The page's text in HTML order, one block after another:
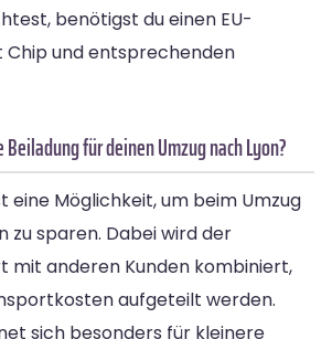
benötigst du einen EU-
Chip und entsprechenden
für deinen Umzug nach Lyon?
eine Möglichkeit, um beim Umzug
zu sparen. Dabei wird der
mit anderen Kunden kombiniert,
aufgeteilt werden.
sich besonders für kleinere